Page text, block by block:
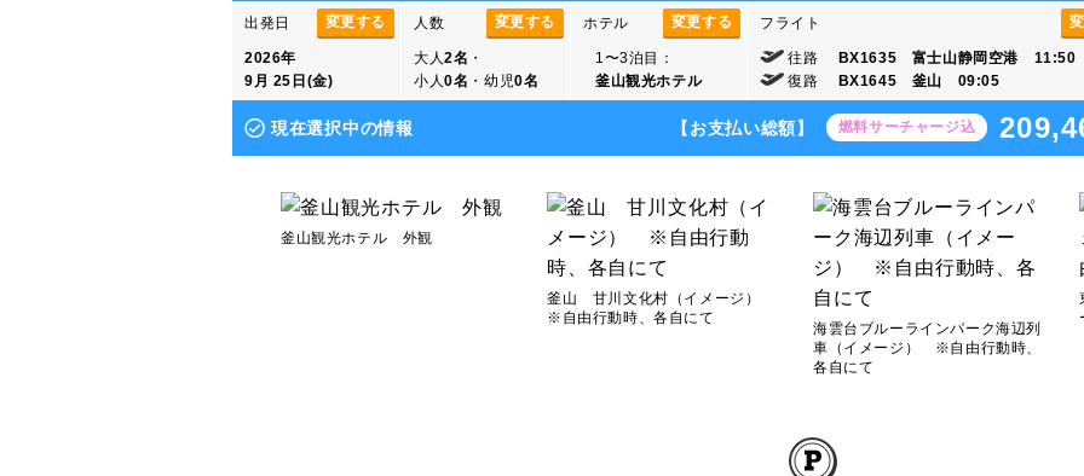
変更する
出発日
2026年
9月 25日(金)
変更する
人数
大人2名 ・
小人0名 ・幼児0名
変更する
ホテル
1〜3泊目：
釜山観光ホテル
フライト
往路
BX1635 富士山静岡空港 11:50
復路
BX1645 釜山 09:05
現在選択中の情報 【お支払い総額】 燃料サーチャージ込
釜山観光ホテル 外観
釜山 甘川文化村（イメージ）
※自由行動時、各自にて
海雲台ブルーラインパーク海辺列
車（イメージ） ※自由行動時、
各自にて